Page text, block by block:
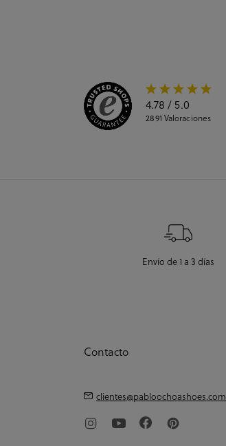
4.78 / 5.0
2891 Valoraciones
Envío de 1 a 3 días
Contacto
clientes@pabloochoashoes.com